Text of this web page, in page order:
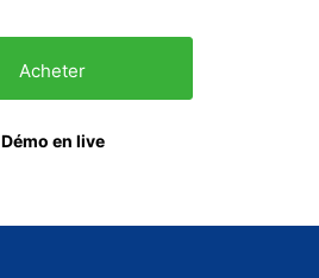
Acheter
Démo en live